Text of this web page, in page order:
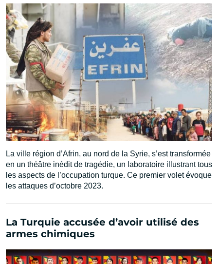
La ville région d’Afrin, au nord de la Syrie, s’est transformée
en un théâtre inédit de tragédie, un laboratoire illustrant tous
les aspects de l’occupation turque. Ce premier volet évoque
les attaques d’octobre 2023.
La Turquie accusée d’avoir utilisé des
armes chimiques